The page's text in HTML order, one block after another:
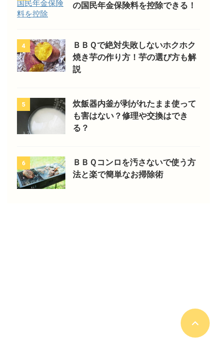
の国民年金保険料を控除できる！
4
ＢＢＱで絶対失敗しないホクホク
焼き芋の作り方！芋の選び方も解
説
5
炊飯器内釜が剥がれたまま使って
も害はない？修理や交換はでき
る？
6
ＢＢＱコンロを汚さないで使う方
法と楽で簡単なお掃除術